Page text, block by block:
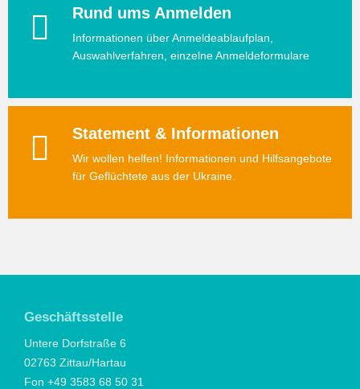
Rund ums Anmelden
Informationen über Anmeldeablaufplan,
Auswahlverfahren, einzelne Anmeldeformulare
Statement & Informationen
Wir wollen helfen! Informationen und Hilfsangebote
für Geflüchtete aus der Ukraine.
Geschäftsstelle
Untere Dorfstraße 6
02763 Zittau/Hartau
Fon +49 3583 68 50 31